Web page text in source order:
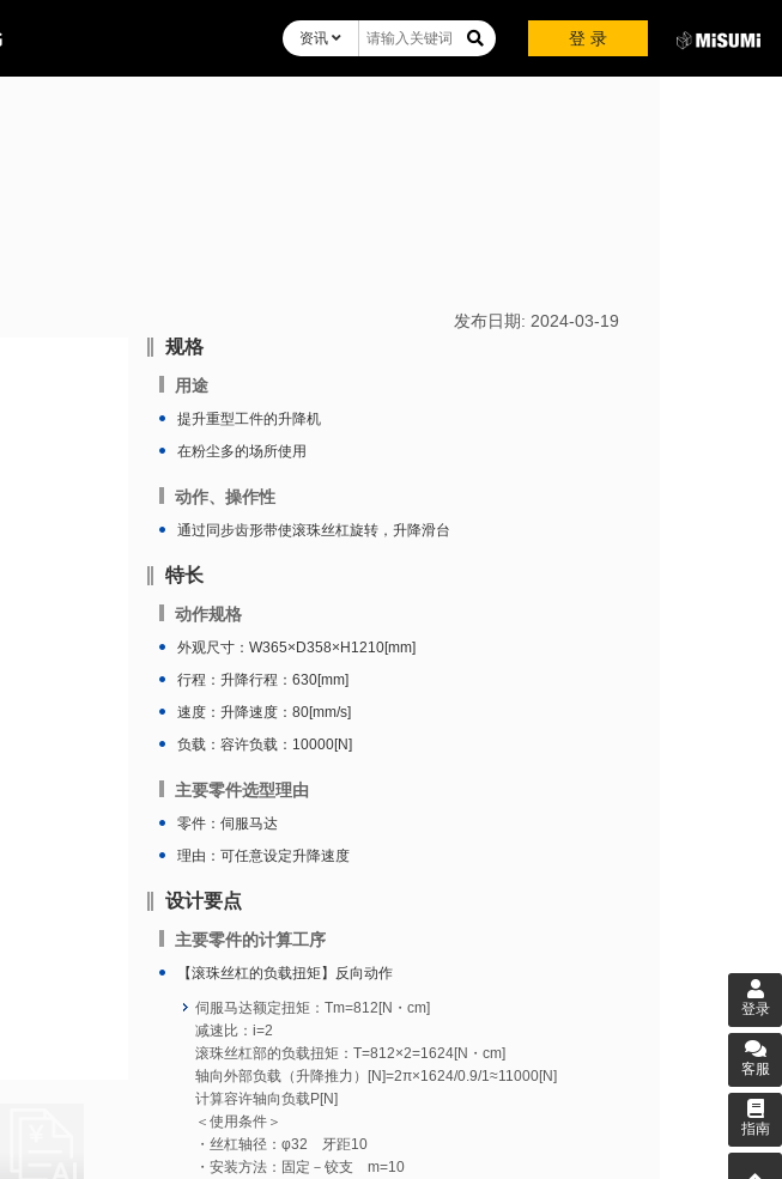
登 录
资讯
发布日期: 2024-03-19
规格
用途
提升重型工件的升降机
在粉尘多的场所使用
动作、操作性
通过同步齿形带使滚珠丝杠旋转，升降滑台
特长
动作规格
外观尺寸：W365×D358×H1210[mm]
行程：升降行程：630[mm]
速度：升降速度：80[mm/s]
负载：容许负载：10000[N]
主要零件选型理由
零件：伺服马达
理由：可任意设定升降速度
设计要点
主要零件的计算工序
【滚珠丝杠的负载扭矩】反向动作
伺服马达额定扭矩：Tm=812[N・cm]
减速比：i=2
滚珠丝杠部的负载扭矩：T=812×2=1624[N・cm]
轴向外部负载（升降推力）[N]=2π×1624/0.9/1≈11000[N]
计算容许轴向负载P[N]
＜使用条件＞
・丝杠轴径：φ32 牙距10
・安装方法：固定－铰支 m=10
登录
客服
指南